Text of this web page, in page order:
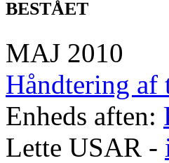
BESTÅET
MAJ 2010
Håndtering af
Enheds aften:
Lette USAR -